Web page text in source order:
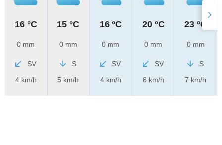
16 °C
0 mm
SV
4 km/h
15 °C
0 mm
S
5 km/h
16 °C
0 mm
SV
4 km/h
20 °C
0 mm
SV
6 km/h
23 °C
0 mm
S
7 km/h